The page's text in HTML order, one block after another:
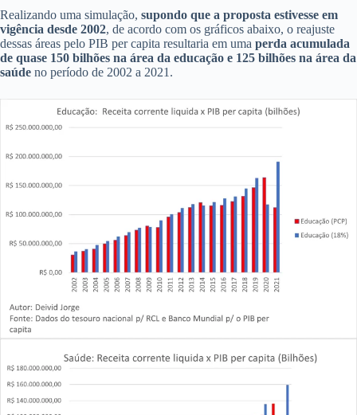
Realizando uma simulação, supondo que a proposta estivesse em
vigência desde 2002, de acordo com os gráficos abaixo, o reajuste
dessas áreas pelo PIB per capita resultaria em uma perda acumulada
de quase 150 bilhões na área da educação e 125 bilhões na área da
saúde no período de 2002 a 2021.